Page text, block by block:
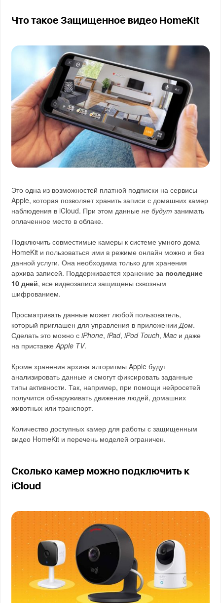
Что такое Защищенное видео HomeKit
Это одна из возможностей платной подписки на сервисы
Apple, которая позволяет хранить записи с домашних камер
наблюдения в iCloud. При этом данныене будут занимать
оплаченное место в облаке.
Подключить совместимые камеры к системе умного дома
HomeKit и пользоваться ими в режиме онлайн можно и без
данной услуги. Она необходима только для хранения
архива записей. Поддерживается хранениеза последние
10 дней, все видеозаписи защищены сквозным
шифрованием.
Просматривать данные может любой пользователь,
который приглашен для управления в приложенииДом.
Сделать это можно сiPhone,iPad,iPod Touch,Mac и даже
на приставкеApple TV.
Кроме хранения архива алгоритмы Apple будут
анализировать данные и смогут фиксировать заданные
типы активности. Так, например, при помощи нейросетей
получится обнаруживать движение людей, домашних
животных или транспорт.
Количество доступных камер для работы с защищенным
видео HomeKit и перечень моделей ограничен.
Сколько камер можно подключить к
iCloud